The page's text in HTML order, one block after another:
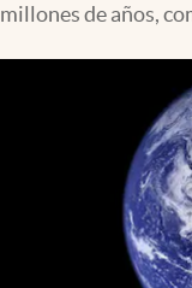
millones de años,